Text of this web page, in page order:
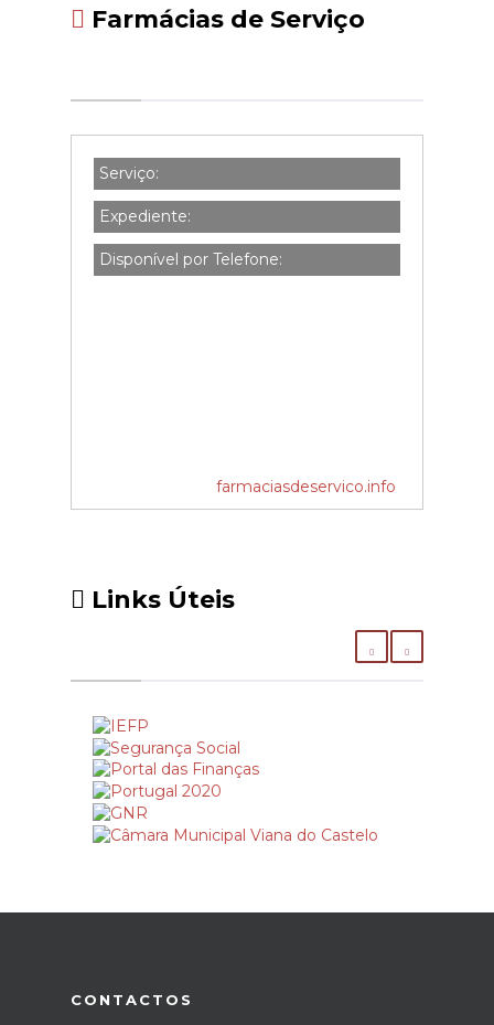
Farmácias de Serviço
Serviço:
Expediente:
Disponível por Telefone:
farmaciasdeservico.info
Links Úteis
CONTACTOS